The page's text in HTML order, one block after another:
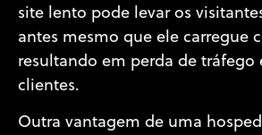
site lento pode levar os
antes mesmo que ele carregue
resultando em perda de tráfego
clientes.
Outra vantagem de uma